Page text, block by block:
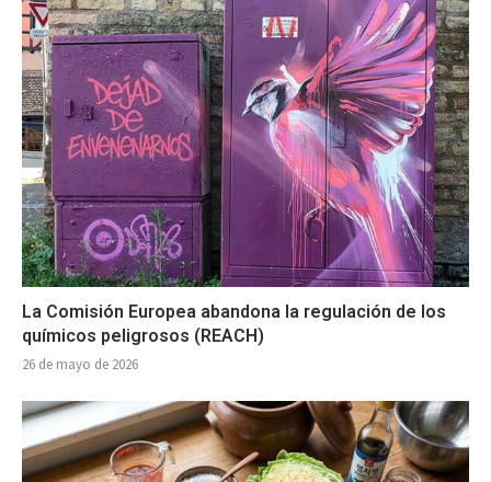
La Comisión Europea abandona la regulación de los
químicos peligrosos (REACH)
26 de mayo de 2026